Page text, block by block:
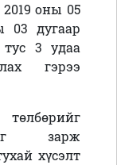
2019 оны 05
03 дугаар
тус 3 удаа
гэрээ
зарж
хүсэлт